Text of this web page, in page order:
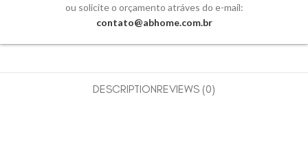
ou solicite o orçamento atráves do e-mail:
contato@abhome.com.br
DESCRIPTIONREVIEWS (0)